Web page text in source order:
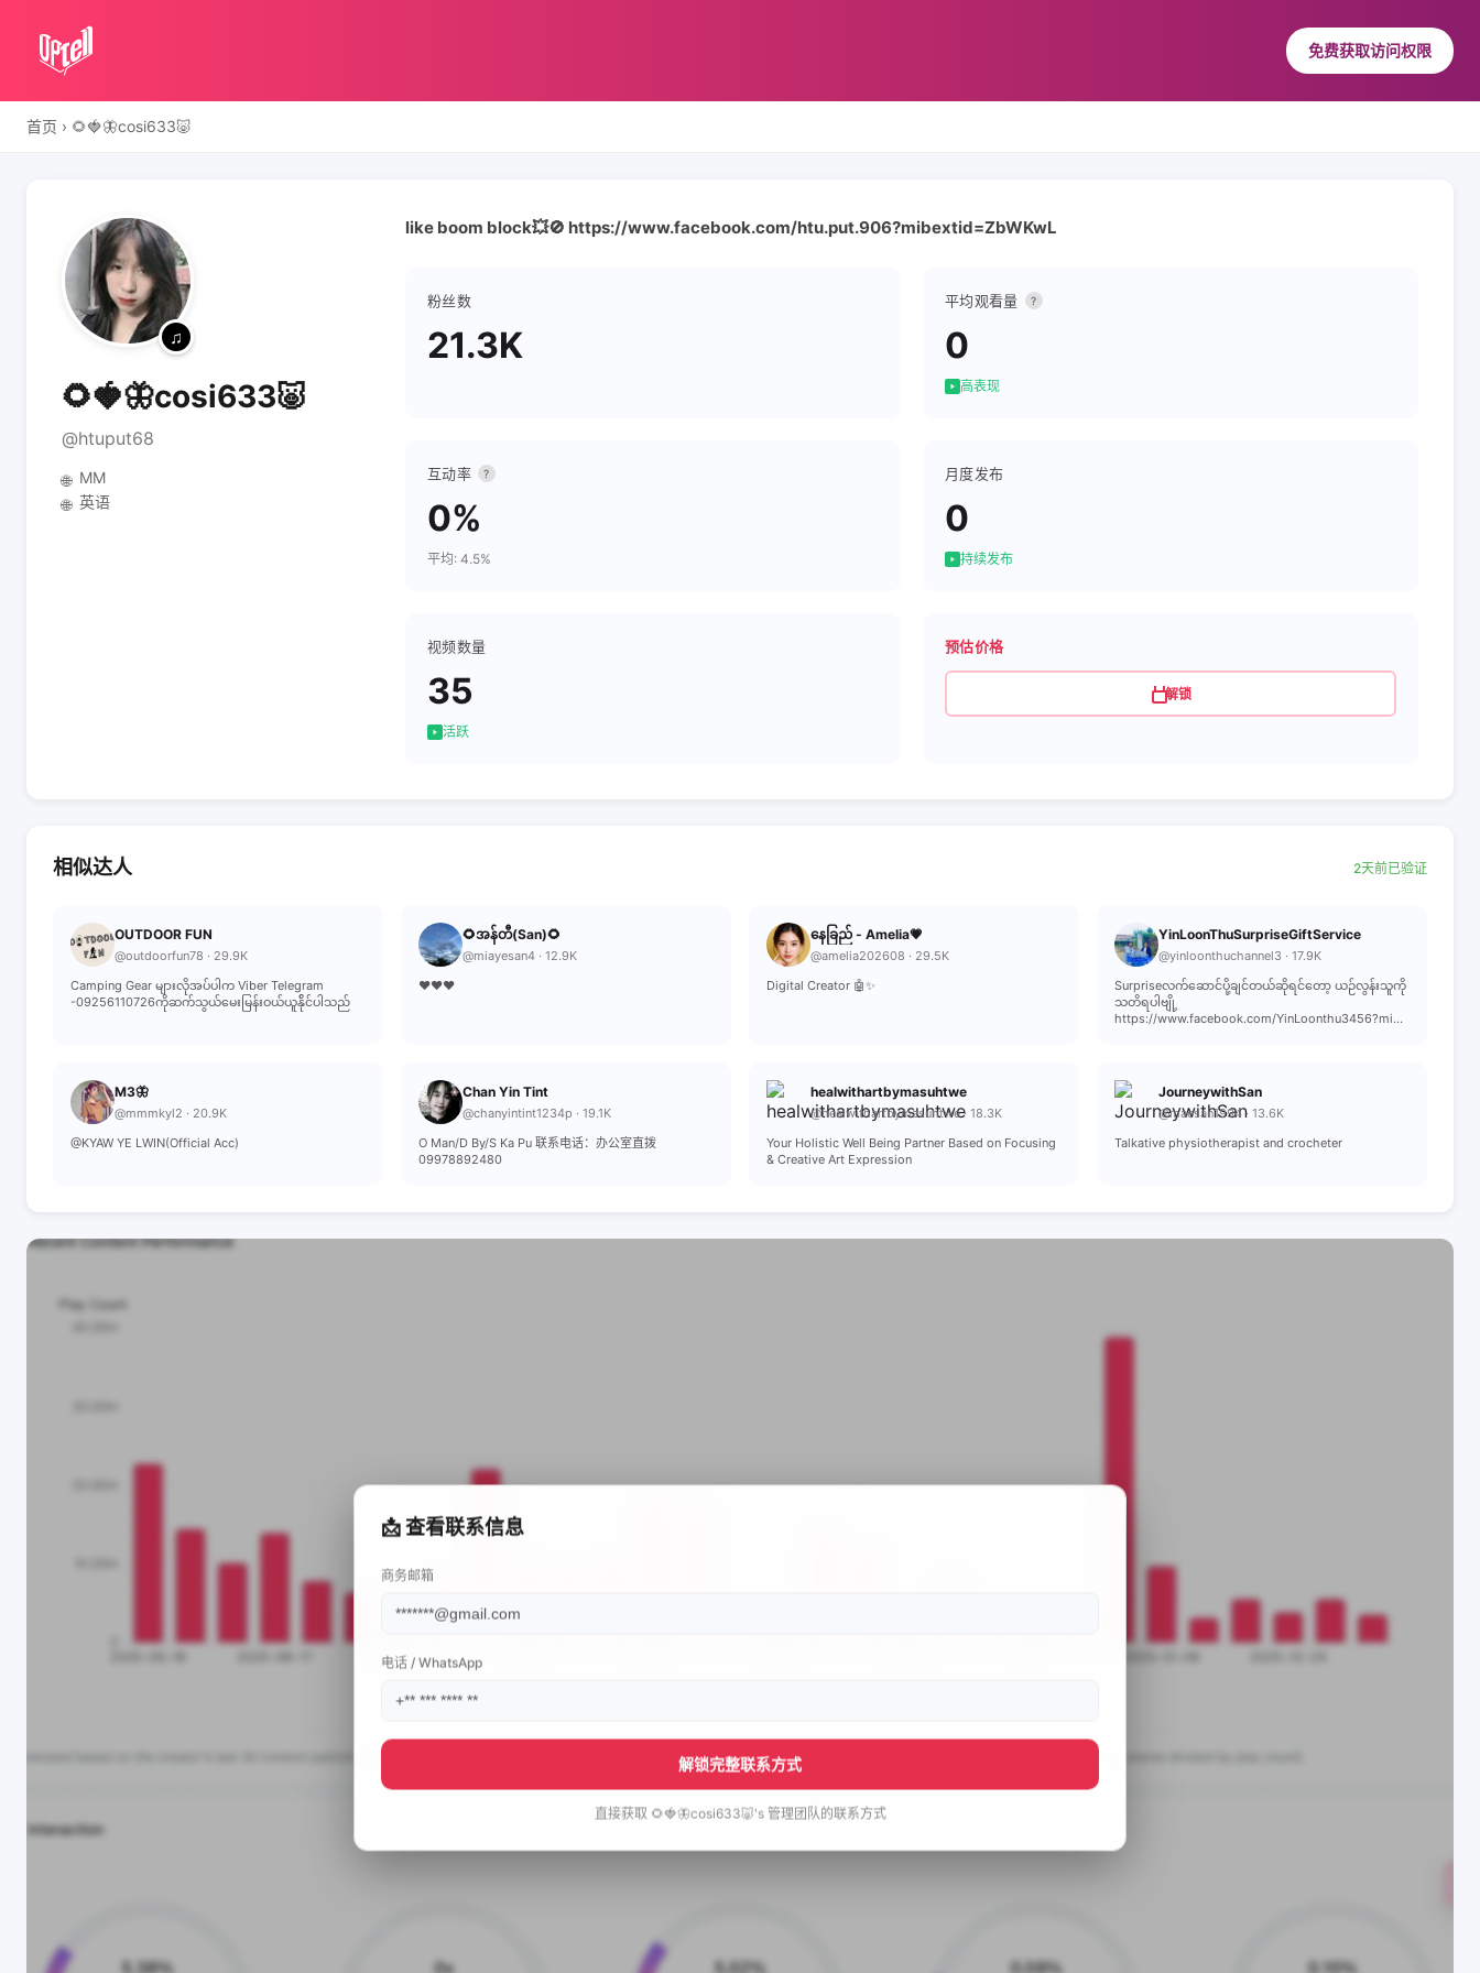
免费获取访问权限
首页 › 🌻🍓🦋cosi633🐷
🌻🍓🦋cosi633🐷
@htuput68
🌐 MM
🌐 英语
like boom block💥🚫 https://www.facebook.com/htu.put.906?mibextid=ZbWKwL
粉丝数
21.3K
平均观看量 ?
0
高表现
互动率 ?
0%
平均: 4.5%
月度发布
0
持续发布
视频数量
35
活跃
预估价格
解锁
相似达人 2天前已验证
OUTDOOR FUN
@outdoorfun78 · 29.9K
Camping Gear များလိုအပ်ပါက Viber Telegram
-09256110726ကိုဆက်သွယ်မေးမြန်းဝယ်ယူန်ိုင်ပါသည်
🌻အန်တီ(San)🌻
@miayesan4 · 12.9K
❤❤❤
နေခြည် - Amelia💗
@amelia202608 · 29.5K
Digital Creator 🤖✨
YinLoonThuSurpriseGiftService
@yinloonthuchannel3 · 17.9K
Surpriseလက်ဆောင်ပို့ချင်တယ်ဆိုရင်တော့ ယဉ်လွန်းသူကို
သတိရပါဗျို့
https://www.facebook.com/YinLoonthu3456?mi...
M3🦋
@mmmkyl2 · 20.9K
@KYAW YE LWIN(Official Acc)
Chan Yin Tint
@chanyintint1234p · 19.1K
O Man/D By/S Ka Pu 联系电话：办公室直拨
09978892480
healwithartbymasuhtwe
@healwithartbymasuhtwe · 18.3K
Your Holistic Well Being Partner Based on Focusing
& Creative Art Expression
JourneywithSan
@maesan1994 · 13.6K
Talkative physiotherapist and crocheter
📩 查看联系信息
商务邮箱
电话 / WhatsApp
解锁完整联系方式
直接获取 🌻🍓🦋cosi633🐷's 管理团队的联系方式